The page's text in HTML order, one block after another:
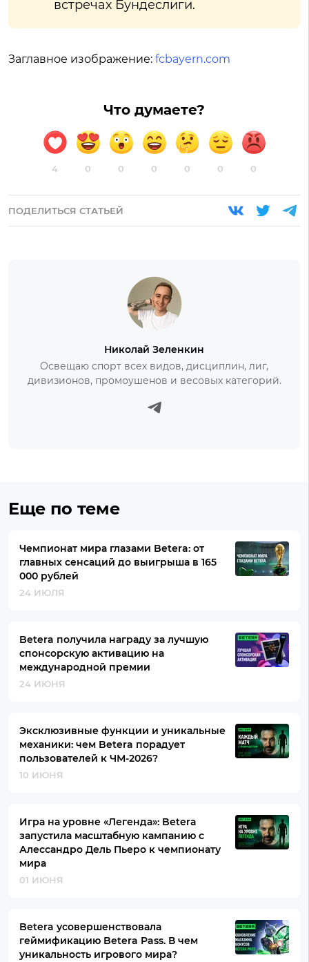
встречах Бундеслиги.
Заглавное изображение: fcbayern.com
Что думаете?
4 0 0 0 0 0 0
ПОДЕЛИТЬСЯ СТАТЬЕЙ
Николай Зеленкин
Освещаю спорт всех видов, дисциплин, лиг,
дивизионов, промоушенов и весовых категорий.
Еще по теме
Чемпионат мира глазами Betera: от
главных сенсаций до выигрыша в 165
000 рублей
24 ИЮЛЯ
Betera получила награду за лучшую
спонсорскую активацию на
международной премии
24 ИЮНЯ
Эксклюзивные функции и уникальные
механики: чем Betera порадует
пользователей к ЧМ-2026?
10 ИЮНЯ
Игра на уровне «Легенда»: Betera
запустила масштабную кампанию с
Алессандро Дель Пьеро к чемпионату
мира
01 ИЮНЯ
Betera усовершенствовала
геймификацию Betera Pass. В чем
уникальность игрового мира?